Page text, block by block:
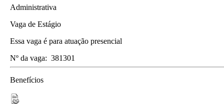
Administrativa
Vaga de Estágio
Essa vaga é para atuação presencial
Nº da vaga: 381301
Benefícios